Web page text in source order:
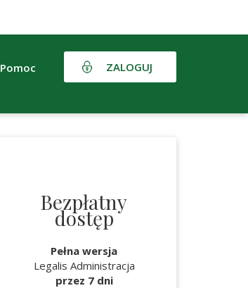
Pomoc ZALOGUJ
Bezpłatny
dostęp
Pełna wersja
Legalis Administracja
przez 7 dni